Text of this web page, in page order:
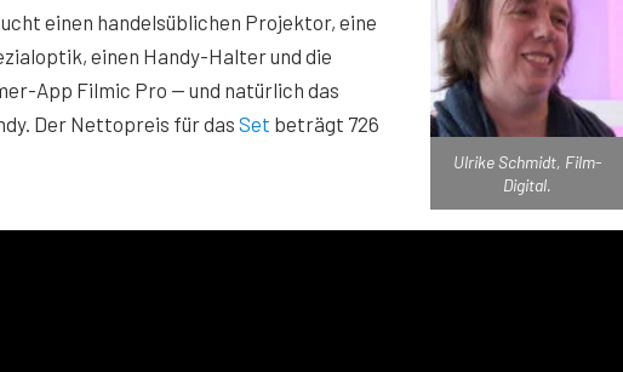
Ulrike Schmidt, Film-
Digital.
einen handelsüblichen Projektor, eine
einen Handy-Halter und die
App Filmic Pro — und natürlich das
Der Nettopreis für dasSet beträgt 726